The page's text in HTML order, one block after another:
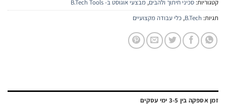
סכיני חיתוך ולהבים, מבצעי אוגוסט ב- B.Tech Tools
B.Tech
,כלי עבודה מקצועיים
בין 3-5 ימי עסקים